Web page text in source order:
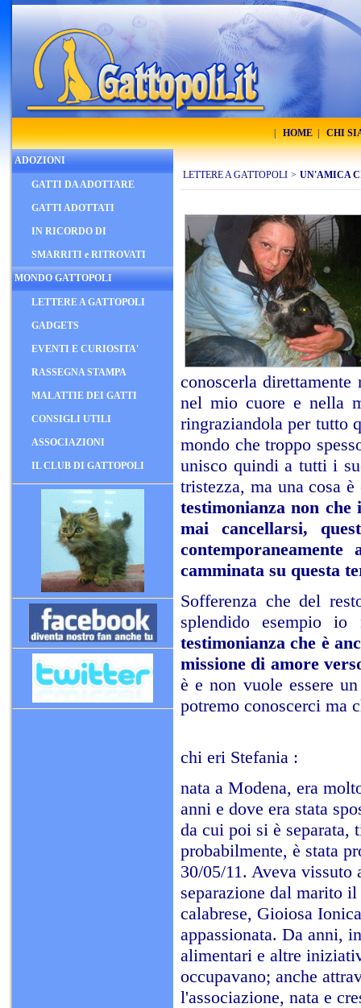
HOME CHI
ADOZIONI
GATTI DA ADOTTARE
GATTI ADOTTATI
IN RICORDO DI
SMARRITI e RITROVATI
MONDO GATTOPOLI
LETTERE A GATTOPOLI
GADGETS
EVENTI E CURIOSITA'
RASSEGNA STAMPA
MALATTIE DEI GATTI
CONSIGLI UTILI
ASSOCIAZIONI
IL CLUB DI GATTOPOLI
LETTERE A GATTOPOLI > UN'AMICA
conoscerla direttamente
nel mio cuore e nella
ringraziandola per tutto
mondo che troppo
unisco quindi a tutti i
tristezza, ma una cosa
testimonianza non che
mai cancellarsi,
camminata su questa
Sofferenza che del
splendido esempio
testimonianza che è
missione di amore
è e non vuole essere
potremo conoscerci
chi eri Stefania :
nata a Modena, era
anni e dove era stata
da cui poi si è
probabilmente, è stata
30/05/11. Aveva
separazione dal marito
calabrese, Gioiosa
appassionata. Da anni,
alimentari e altre
occupavano; anche
l'associazione, nata e